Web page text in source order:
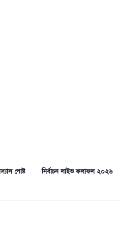
পোষ্ট নির্বাচন লাইভ ফলাফল ২০২৬